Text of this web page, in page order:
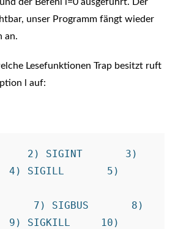
unser Programm fängt wieder
an.
Lesefunktionen Trap besitzt ruft
l auf:
2) SIGINT       3)
4) SIGILL       5)
9) SIGKILL     10)